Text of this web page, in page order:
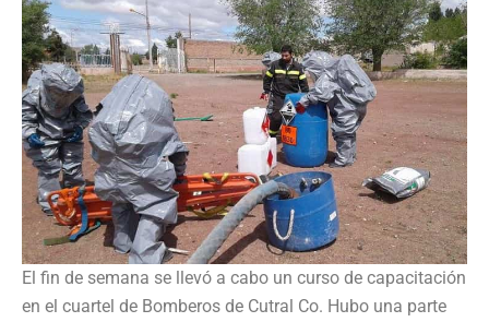
El fin de semana se llevó a cabo un curso de capacitación
en el cuartel de Bomberos de Cutral Co. Hubo una parte